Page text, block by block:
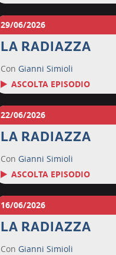
29/06/2026
LA RADIAZZA
Con Gianni Simioli
ASCOLTA EPISODIO
22/06/2026
LA RADIAZZA
Con Gianni Simioli
ASCOLTA EPISODIO
16/06/2026
LA RADIAZZA
Con Gianni Simioli